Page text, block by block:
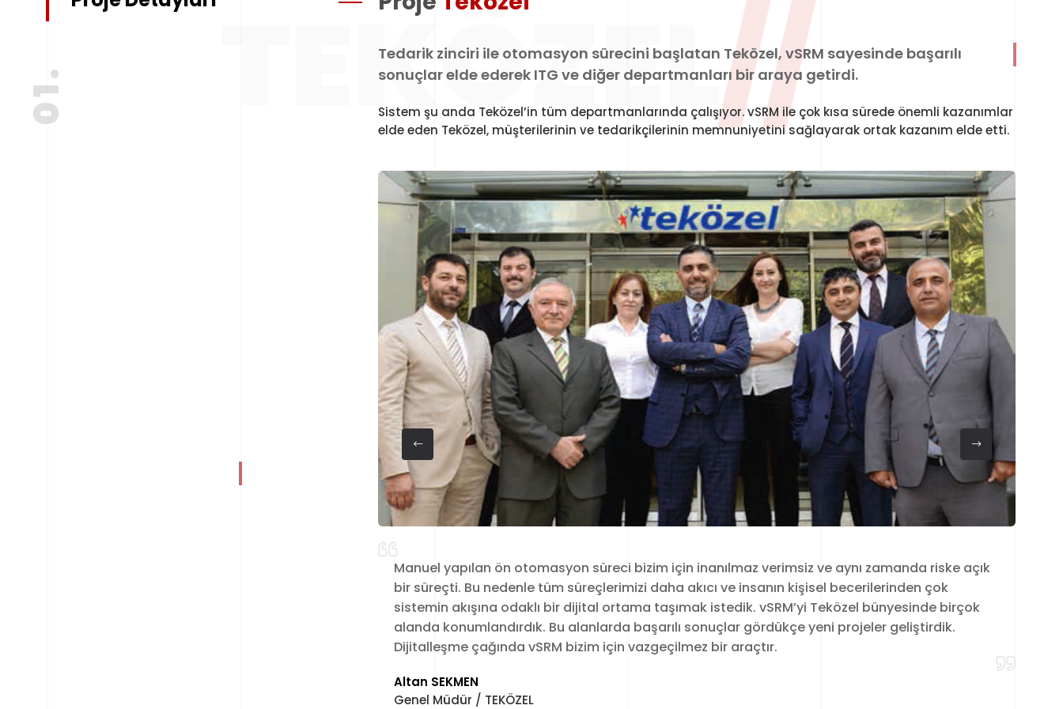
TEKÖZEL//
01.
Tedarik zinciri ile otomasyon sürecini başlatan Teközel, vSRM sayesinde başarılı
sonuçlar elde ederek ITG ve diğer departmanları bir araya getirdi.
Sistem şu anda Teközel’in tüm departmanlarında çalışıyor. vSRM ile çok kısa sürede önemli kazanımlar
elde eden Teközel, müşterilerinin ve tedarikçilerinin memnuniyetini sağlayarak ortak kazanım elde etti.
Manuel yapılan ön otomasyon süreci bizim için inanılmaz verimsiz ve aynı zamanda riske açık
bir süreçti. Bu nedenle tüm süreçlerimizi daha akıcı ve insanın kişisel becerilerinden çok
sistemin akışına odaklı bir dijital ortama taşımak istedik. vSRM’yi Teközel bünyesinde birçok
alanda konumlandırdık. Bu alanlarda başarılı sonuçlar gördükçe yeni projeler geliştirdik.
Dijitalleşme çağında vSRM bizim için vazgeçilmez bir araçtır.
Altan SEKMEN
Genel Müdür / TEKÖZEL